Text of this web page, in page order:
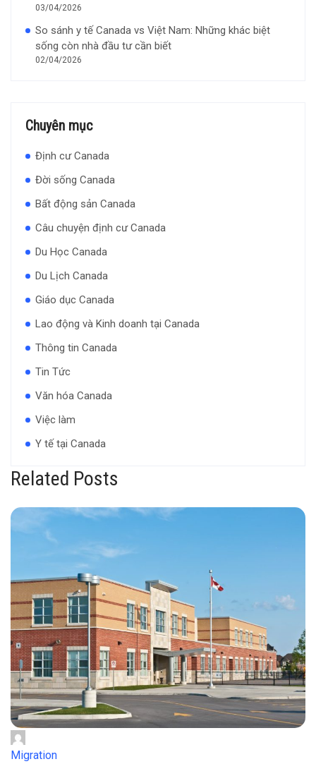
03/04/2026
So sánh y tế Canada vs Việt Nam: Những khác biệt
sống còn nhà đầu tư cần biết
02/04/2026
Chuyên mục
Định cư Canada
Đời sống Canada
Bất động sản Canada
Câu chuyện định cư Canada
Du Học Canada
Du Lịch Canada
Giáo dục Canada
Lao động và Kinh doanh tại Canada
Thông tin Canada
Tin Tức
Văn hóa Canada
Việc làm
Y tế tại Canada
Related Posts
Migration